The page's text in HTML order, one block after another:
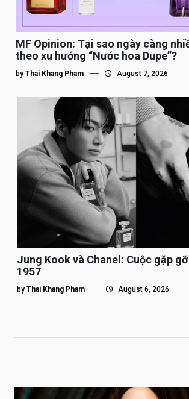
MF Opinion: Tại sao ngày càng
theo xu hướng “Nước hoa Dupe”?
by Thai Khang Pham August 7, 2026
Jung Kook và Chanel: Cuộc gặp
1957
by Thai Khang Pham August 6, 2026